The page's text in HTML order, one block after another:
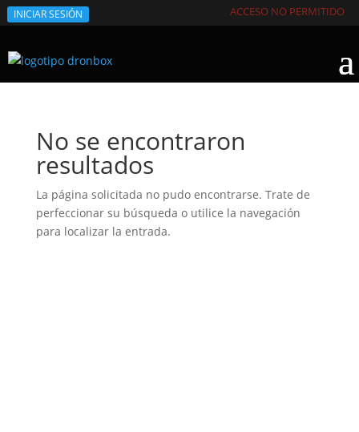
INICIAR SESIÓN ACCESO NO PERMITIDO
No se encontraron
resultados
La página solicitada no pudo encontrarse. Trate de
perfeccionar su búsqueda o utilice la navegación
para localizar la entrada.